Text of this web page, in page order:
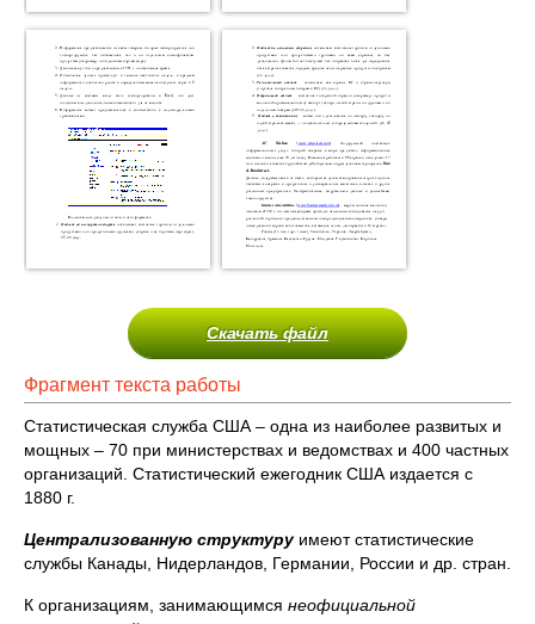
Скачать файл
Фрагмент текста работы
Статистическая служба США – одна из наиболее развитых и
мощных – 70 при министерствах и ведомствах и 400 частных
организаций. Статистический ежегодник США издается с
1880 г.
Централизованную структуруимеют статистические
службы Канады, Нидерландов, Германии, России и др. стран.
К организациям, занимающимся неофициальной